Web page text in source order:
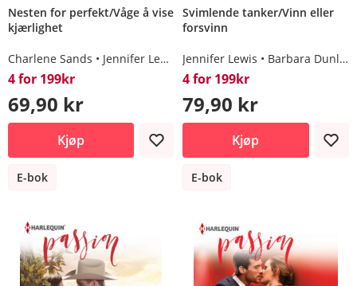
Nesten for perfekt/Våge å vise
kjærlighet
Charlene Sands Jennifer Lewis
4 for 199kr
69,90 kr
Kjøp
E-bok
Svimlende tanker/Vinn eller
forsvinn
Jennifer Lewis Barbara Dunlop
4 for 199kr
79,90 kr
Kjøp
E-bok